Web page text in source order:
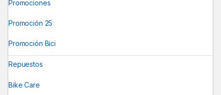
Promociones
Promoción 25
Promoción Bici
Repuestos
Bike Care